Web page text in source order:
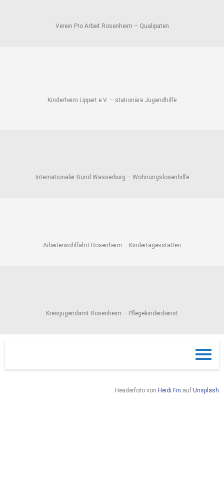
Verein Pro Arbeit Rosenheim – Qualipaten
Kinderheim Lippert e.V. – stationäre Jugendhilfe
Internationaler Bund Wasserburg – Wohnungslosenhilfe
Arbeiterwohlfahrt Rosenheim – Kindertagesstätten
Kreisjugendamt Rosenheim – Pflegekinderdienst
Headerfoto von Heidi Fin auf Unsplash